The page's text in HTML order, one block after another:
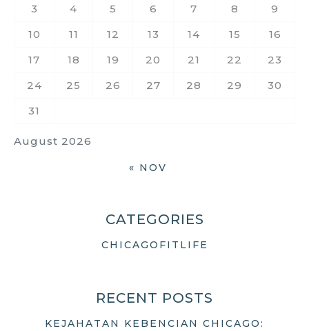
August 2026
3
4 5 6 7 8
9
10
11 12 13 14 15
16
17
18 19 20 21 22
23
24
25 26 27 28 29
30
31
« NOV
CATEGORIES
CHICAGOFITLIFE
RECENT POSTS
KEJAHATAN KEBENCIAN CHICAGO: